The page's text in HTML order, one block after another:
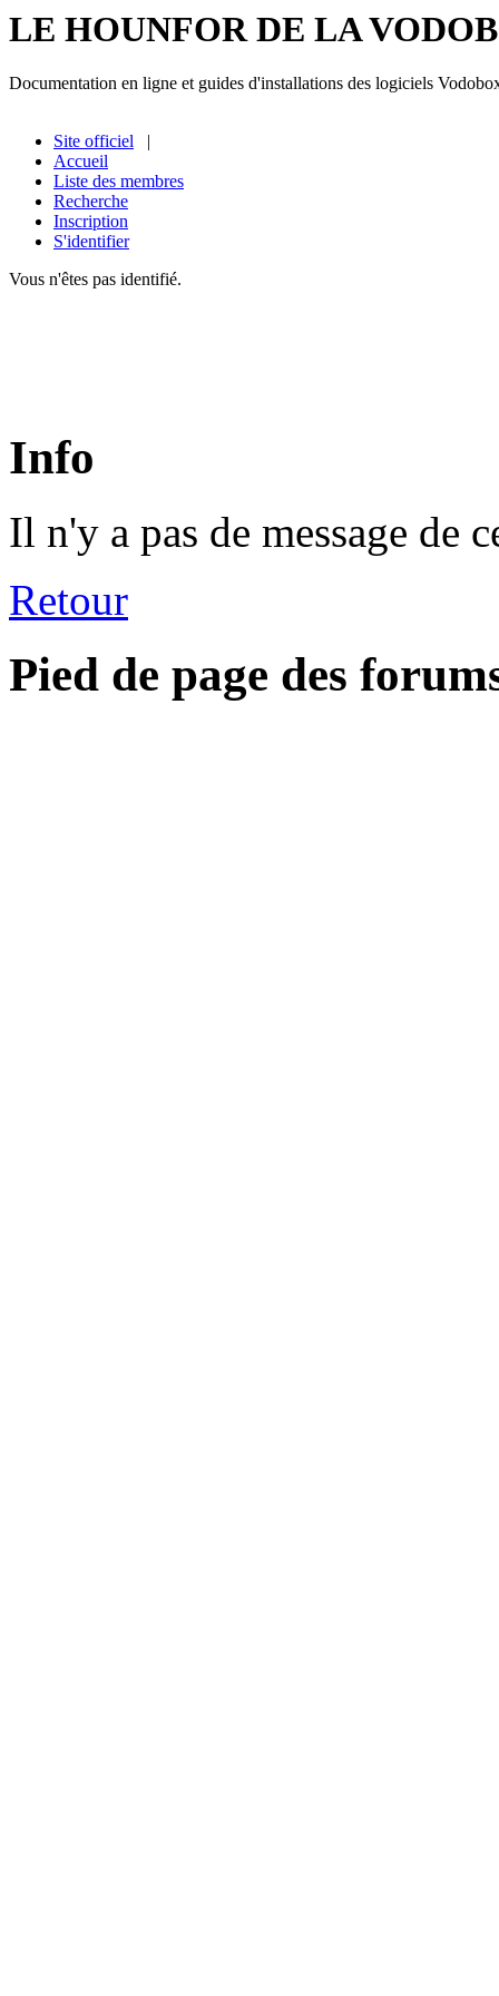
LE HOUNFOR DE LA
Documentation en ligne et guides d'installations des logiciels
Site officiel |
Accueil
Liste des membres
Recherche
Inscription
S'identifier
Vous n'êtes pas identifié.
Info
Il n'y a pas de message de
Retour
Pied de page des